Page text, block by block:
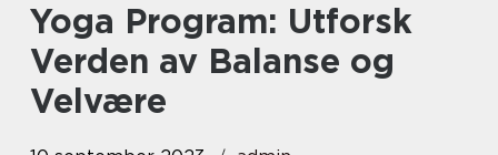
Yoga Program: Utforsk
Verden av Balanse og
Velvære